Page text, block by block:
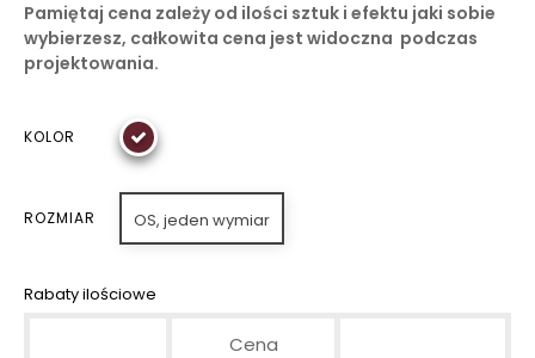
Pamiętaj cena zależy od ilości sztuk i efektu jaki sobie
wybierzesz, całkowita cena jest widoczna podczas
projektowania.
KOLOR
ROZMIAR OS, jeden wymiar
Rabaty ilościowe
Cena